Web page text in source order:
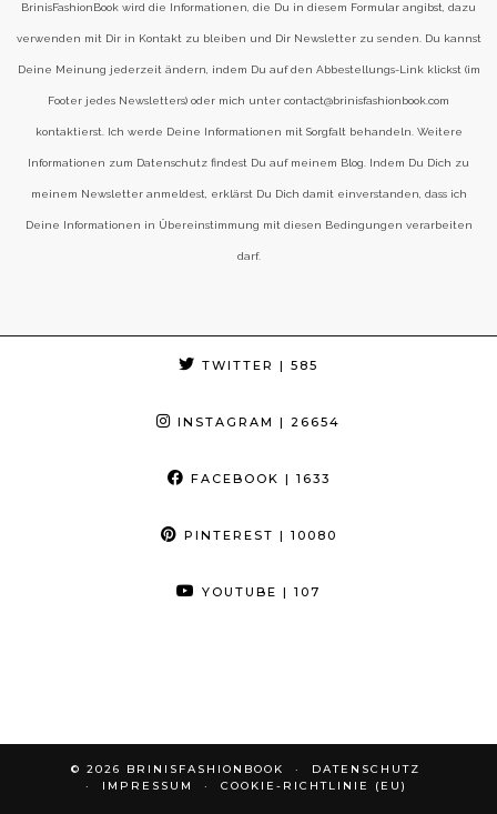
BrinisFashionBook wird die Informationen, die Du in diesem Formular angibst, dazu
verwenden mit Dir in Kontakt zu bleiben und Dir Newsletter zu senden. Du kannst
Deine Meinung jederzeit ändern, indem Du auf den Abbestellungs-Link klickst (im
Footer jedes Newsletters) oder mich unter contact@brinisfashionbook.com
kontaktierst. Ich werde Deine Informationen mit Sorgfalt behandeln. Weitere
Informationen zum Datenschutz findest Du auf meinem Blog. Indem Du Dich zu
meinem Newsletter anmeldest, erklärst Du Dich damit einverstanden, dass ich
Deine Informationen in Übereinstimmung mit diesen Bedingungen verarbeiten
darf.
TWITTER | 585
INSTAGRAM | 26654
FACEBOOK | 1633
PINTEREST | 10080
YOUTUBE | 107
© 2026 BRINISFASHIONBOOK
DATENSCHUTZ
IMPRESSUM
COOKIE-RICHTLINIE (EU)